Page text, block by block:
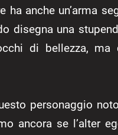
anche un’arma
disegna una
di bellezza, ma
personaggio
ancora se l’alter